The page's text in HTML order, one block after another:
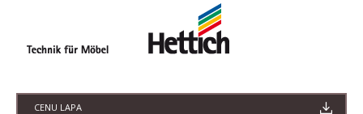
CENU LAPA